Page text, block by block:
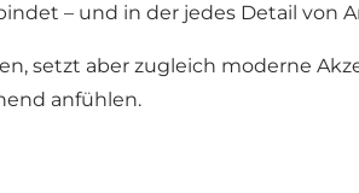
– und in der jedes Detail von
setzt aber zugleich moderne
anfühlen.